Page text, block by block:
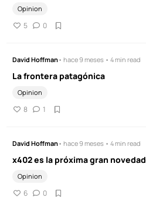
Opinion
5 0
David Hoffman• hace 9 meses • 4 min read
La frontera patagónica
Opinion
8 1
David Hoffman• hace 9 meses • 4 min read
x402 es la próxima gran novedad
Opinion
6 0